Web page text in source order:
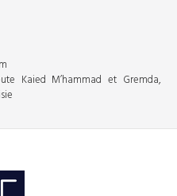
Kaied M’hammad et Gremda,